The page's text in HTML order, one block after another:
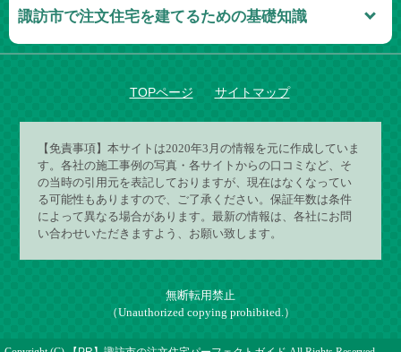
諏訪市で注文住宅を建てるための基礎知識
TOPページ サイトマップ
【免責事項】本サイトは2020年3月の情報を元に作成していま
す。各社の施工事例の写真・各サイトからの口コミなど、そ
の当時の引用元を表記しておりますが、現在はなくなってい
る可能性もありますので、ご了承ください。保証年数は条件
によって異なる場合があります。最新の情報は、各社にお問
い合わせいただきますよう、お願い致します。
無断転用禁止
（Unauthorized copying prohibited.）